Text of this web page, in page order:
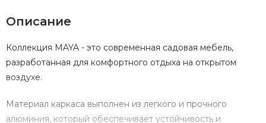
Описание
Коллекция MAYA - это современная садовая мебель,
разработанная для комфортного отдыха на открытом
воздухе.
Материал каркаса выполнен из легкого и прочного
алюминия, который обеспечивает устойчивость и